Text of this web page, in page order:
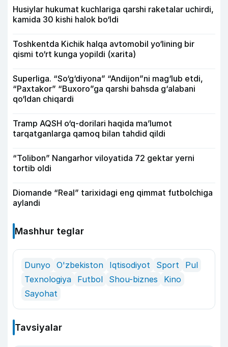
Husiylar hukumat kuchlariga qarshi raketalar uchirdi,
kamida 30 kishi halok bo‘ldi
Toshkentda Kichik halqa avtomobil yo‘lining bir
qismi to‘rt kunga yopildi (xarita)
Superliga. “So‘g‘diyona” “Andijon”ni mag‘lub etdi,
“Paxtakor” “Buxoro”ga qarshi bahsda g‘alabani
qo‘ldan chiqardi
Tramp AQSH o‘q-dorilari haqida ma’lumot
tarqatganlarga qamoq bilan tahdid qildi
“Tolibon” Nangarhor viloyatida 72 gektar yerni
tortib oldi
Diomande “Real” tarixidagi eng qimmat futbolchiga
aylandi
Mashhur teglar
Dunyo O'zbekiston Iqtisodiyot Sport
Pul
Texnologiya
Futbol Shou-biznes
Kino
Sayohat
Tavsiyalar